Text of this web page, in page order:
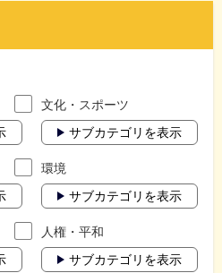
文化・スポーツ
サブカテゴリを表示
環境
サブカテゴリを表示
人権・平和
サブカテゴリを表示